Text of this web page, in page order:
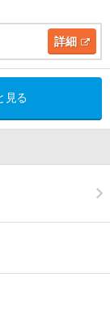
詳細
見る